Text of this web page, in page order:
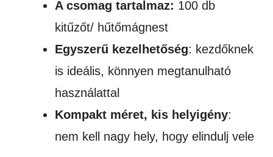
A csomag tartalmaz: 100 db
kitűzőt/ hűtőmágnest
Egyszerű kezelhetőség: kezdőknek
is ideális, könnyen megtanulható
használattal
Kompakt méret, kis helyigény:
nem kell nagy hely, hogy elindulj vele